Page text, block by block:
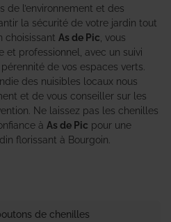
de l’environnement et des
la sécurité de votre jardin tout
choisissant As de Pic , vous
et professionnel, avec un suivi
de vos espaces verts.
des nuisibles locaux nous
et de vous conseiller sur les
Ne laissez pas les chenilles
à As de Pic pour une
florissant à Bourgoin.
de chenilles